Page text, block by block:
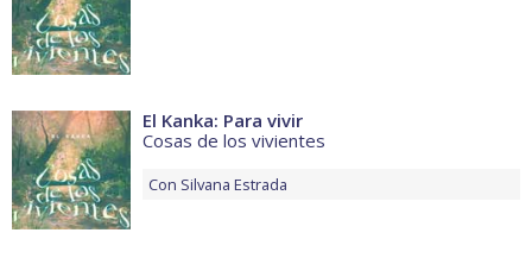
El Kanka: Para vivir
Cosas de los vivientes
Con Silvana Estrada